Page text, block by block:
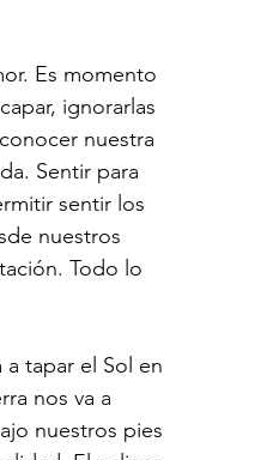
Es momento
ignorarlas
nuestra
Sentir para
sentir los
nuestros
Todo lo
a tapar el Sol en
nos va a
nuestros pies